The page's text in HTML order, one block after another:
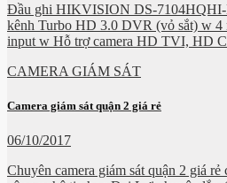
Đầu ghi HIKVISION DS-
kênh Turbo HD 3.0 DVR (vỏ sắt) w 4
input w Hỗ trợ camera HD TVI, HD
CAMERA GIÁM SÁT
Camera giám sát quận 2 giá rẻ
06/10/2017
Chuyên camera giám sát quận 2 giá